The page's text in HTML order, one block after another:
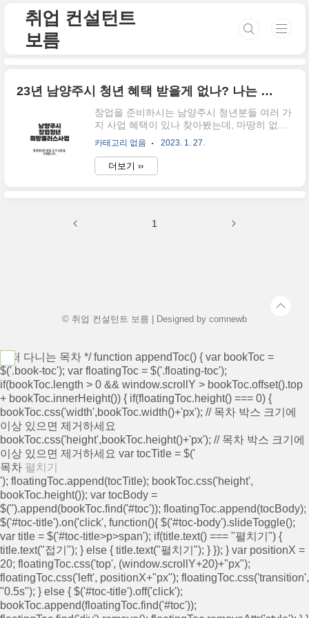
취업 컨설턴트
보름
23년 남양주시 청년 혜택 받을게 없나? 나는 창업 시작하려는데..
창업을 준비하시는 남양주시 청년분들 여러 가
지 사업 혜택이 있나 찾아봤는데, 마땅히 없다
고 느껴질 때가 있죠, 그래서 오늘은 창업청년
희망플러스 사업에 대해 이야기를 나눠보도록
하겠습니다. 물론 창업자만을 위한 이야기이
니, 취업을 준비하시는 분들 중, 창업도 고려하
3월~2023년 12월 (총 사업기간은 최대 2년까
카테고리 없음 2023. 1. 27.
더보기 ››
1
© 취업 컨설턴트 보름 | Designed by comnewb
/* 떠 다니는 목차 */ function appendToc() { var bookToc =
$('.book-toc'); var floatingToc = $('.floating-toc');
if(bookToc.length > 0 && window.scrollY > bookToc.offset().top
+ bookToc.innerHeight()) { if(floatingToc.height() === 0) {
bookToc.css('width',bookToc.width()+'px'); // 목차 박스 크기에
이상 있으면 제거하세요
bookToc.css('height',bookToc.height()+'px'); // 목차 박스 크기에
이상 있으면 제거하세요 var tocTitle = $('
목차 펼치기
'); floatingToc.append(tocTitle); bookToc.css('height',
bookToc.height()); var tocBody =
$('').append(bookToc.find('#toc')); floatingToc.append(tocBody);
$('#toc-title').on('click', function(){ $('#toc-body').slideToggle();
var title = $('#toc-title>p>span'); if(title.text() === "펼치기") {
title.text("접기"); } else { title.text("펼치기"); } }); } var positionX =
20; floatingToc.css('top', (window.scrollY+20)+"px");
floatingToc.css('left', positionX+"px"); floatingToc.css('transition',
"0.5s"); } else { $('#toc-title').off('click');
bookToc.append(floatingToc.find('#toc'));